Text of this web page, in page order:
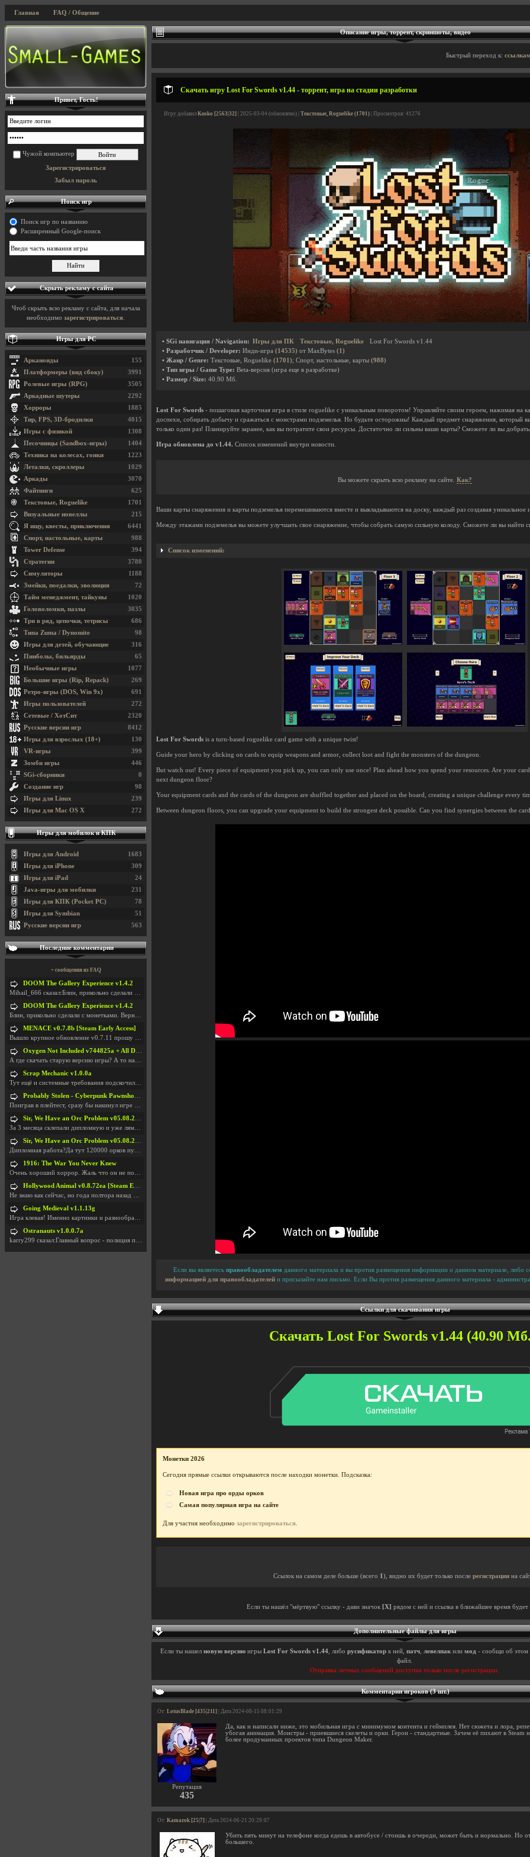
Главная FAQ / Общение
Описание игры, торрент, скриншоты, видео
Быстрый переход к:
Скачать игру Lost For Swords v1.44 - торрент, игра на стадии разработки
Игру добавил Kusko [2563|32] | 2025-03-04 (обновлено) | Текстовые, Roguelike (1701) | Просмотров: 41276
• SGi навигация / Navigation: Игры для ПК Текстовые, Roguelike
Lost For Swords v1.44
• Разработчик / Developer: Инди-игра (14535) от MaxBytes (1)
• Жанр / Genre: Текстовые, Roguelike (1701); Спорт, настольные, карты (988)
• Тип игры / Game Type: Beta-версия (игра еще в разработке)
• Размер / Size: 40.90 Мб.
Lost For Swords - пошаговая карточная игра в стиле roguelike с уникальным поворотом! Управляйте своим героем, нажимая на
доспехи, собирать добычу и сражаться с монстрами подземелья. Но будьте осторожны! Каждый предмет снаряжения, который
только один раз! Планируйте заранее, как вы потратите свои ресурсы. Достаточно ли сильны ваши карты? Сможете ли вы
Игра обновлена до v1.44. Список изменений внутри новости.
Вы можете скрыть всю рекламу на сайте. Как?
Ваши карты снаряжения и карты подземелья перемешиваются вместе и выкладываются на доску, каждый раз создавая уникальное
Между этажами подземелья вы можете улучшать свое снаряжение, чтобы собрать самую сильную колоду. Сможете ли вы найти
Список изменений:
Lost For Swords is a turn-based roguelike card game with a unique twist!
Guide your hero by clicking on cards to equip weapons and armor, collect loot and fight the monsters of the dungeon.
But watch out! Every piece of equipment you pick up, you can only use once! Plan ahead how you spend your resources. Are your
next dungeon floor?
Your equipment cards and the cards of the dungeon are shuffled together and placed on the board, creating a unique challenge every
Between dungeon floors, you can upgrade your equipment to build the strongest deck possible. Can you find synergies between the
Если вы являетесь правообладателем данного материала и вы против размещения информации о данном материале, либо
информацией для правообладателей и присылайте нам письмо. Если Вы против размещения данного материала -
Ссылки для скачивания игры
Скачать Lost For Swords v1.44 (40.90
Монетки 2026
Сегодня прямые ссылки открываются после находки монетки. Подсказка:
Новая игра про орды орков
Самая популярная игра на сайте
Для участия необходимо зарегистрироваться
Ссылок на самом деле больше (всего 1 ), видно их будет только после регистрациина
Если ты нашёл "мёртвую" ссылку - дави значок [X] рядом с ней и ссылка в ближайшее время будет
Дополнительные файлы для игры
Если ты нашел новую версиюигры Lost For Swords v1.44, либо русификаторк ней, патч, левелпакили мод - сообщи об этом
файл.
Отправка личных сообщений доступна только после регистрации.
Комментарии игроков (3 шт.)
От: LotusBlade [435|211] | Дата 2024-08-15 08:01:29
Репутация
435
Да, как и написали ниже, это мобильная игра с минимумом контента и геймплея. Нет сюжета и лора,
убогая анимация. Монстры - приевшиеся скелеты и орки. Герои - стандартные. Зачем её пихают в
более продуманных проектов типа Dungeon Maker.
От: Kamazok [25|7] | Дата 2024-06-21 20:29:07
Убить пять минут на телефоне когда едешь в автобусе / стоишь в очереди, может быть и нормально. Но
большего.
Привет, Гость!
Чужой компьютер
Зарегистрироваться
Забыл пароль
Поиск игр
Поиск игр по названию
Расширенный Google-поиск
Скрыть рекламу с сайта
Чтоб скрыть всю рекламу с сайта, для начала
необходимо зарегистрироваться
Игры для PC
155
Арканоиды
3991
Платформеры (вид сбоку)
3505
Ролевые игры (RPG)
2292
Аркадные шутеры
1885
Хорроры
4015
Тир, FPS, 3D-бродилки
1308
Игры с физикой
1404
Песочницы (Sandbox-игры)
1223
Техника на колесах, гонки
1029
Леталки, скроллеры
3070
Аркады
625
Файтинги
1701
Текстовые, Roguelike
215
Визуальные новеллы
6441
Я ищу, квесты, приключения
988
Спорт, настольные, карты
394
Tower Defense
3780
Стратегии
1188
Симуляторы
72
Змейки, поедалки, эволюция
1020
Тайм менеджмент, тайкуны
3035
Головоломки, пазлы
686
Три в ряд, цепочки, тетрисы
98
Типа Zuma / Dynomite
316
Игры для детей, обучающие
65
Пинболы, бильярды
1077
Необычные игры
269
Большие игры (Rip, Repack)
691
Ретро-игры (DOS, Win 9x)
272
Игры пользователей
2320
Сетевые / ХотСит
8412
Русские версии игр
130
Игры для взрослых (18+)
399
VR-игры
446
Зомби игры
0
SGi-сборники
98
Создание игр
239
Игры для Linux
272
Игры для Mac OS X
Игры для мобилок и КПК
1683
Игры для Android
309
Игры для iPhone
24
Игры для iPad
231
Java-игры для мобилки
78
Игры для КПК (Pocket PC)
51
Игры для Symbian
563
Русские версии игр
Последние комментарии
+ сообщения из FAQ
DOOM The Gallery Experience v1.4.2
Mihail_666 сказал:Блин, прикольно сделали с монетк
DOOM The Gallery Experience v1.4.2
Блин, прикольно сделали с монетками. Вернулся в св
MENACE v0.7.8b [Steam Early Access]
Вышло крупное обновление v0.7.11 прошу обновить
Oxygen Not Included v744825a + All DLC
А где скачать старую версию игры? А то на новой но
Scrap Mechanic v1.0.0a
Тут ещё и системные требования подскочили. Если не
Probably Stolen - Cyberpunk Pawnshop Simulator v048c [Playtest]
Поиграв в плейтест, сразу бы накинул игре наивысши
Sir, We Have an Orc Problem v05.08.2026
За 3 месяца склепали дипломную и уже лям двести ба
Sir, We Have an Orc Problem v05.08.2026
Дипломная работа?Да тут 120000 орков путь выбирают
1916: The War You Never Knew
Очень хороший хоррор. Жаль что он не получил должн
Hollywood Animal v0.8.72ea [Steam Early Access]
Не знаю как сейчас, но года полтора назад игра был
Going Medieval v1.1.13g
Игра клевая! Именно картинки и разнообразия в стро
Ostranauts v1.0.0.7a
karry299 сказал:Главный вопрос - полиция по-прежне